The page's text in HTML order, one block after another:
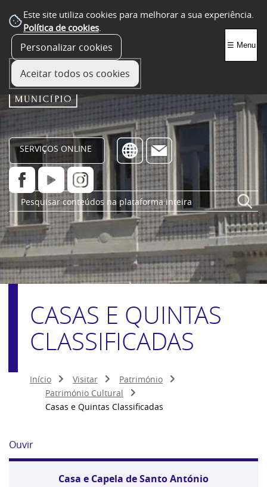
Este site utiliza cookies para melhorar a sua experiência.
Política de cookies.
Personalizar cookies
Aceitar todos os cookies
SERVIÇOS ONLINE
☰ Menu
CASAS E QUINTAS
CLASSIFICADAS
Início Visitar
Património
Património Cultural
Casas e Quintas Classificadas
Ouvir
Casa e Capela de Santo António